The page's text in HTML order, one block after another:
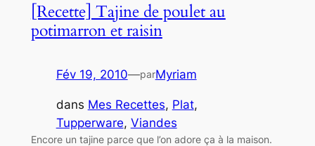
[Recette] Tajine de poulet au
potimarron et raisin
Fév 19, 2010—parMyriam
dans Mes Recettes, Plat
Tupperware, Viandes
Encore un tajine parce que l’on adore ça à la maison.